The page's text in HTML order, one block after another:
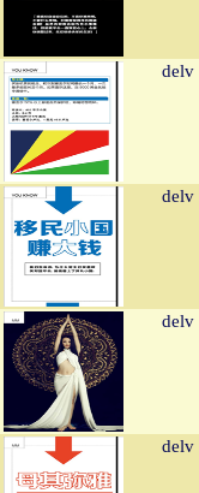
delv
delv
delv
delv